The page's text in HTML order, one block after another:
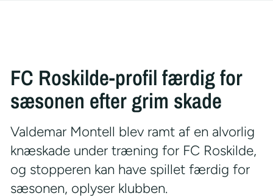
FC Roskilde-profil færdig for
sæsonen efter grim skade
Valdemar Montell blev ramt af en alvorlig
knæskade under træning for FC Roskilde,
og stopperen kan have spillet færdig for
sæsonen, oplyser klubben.